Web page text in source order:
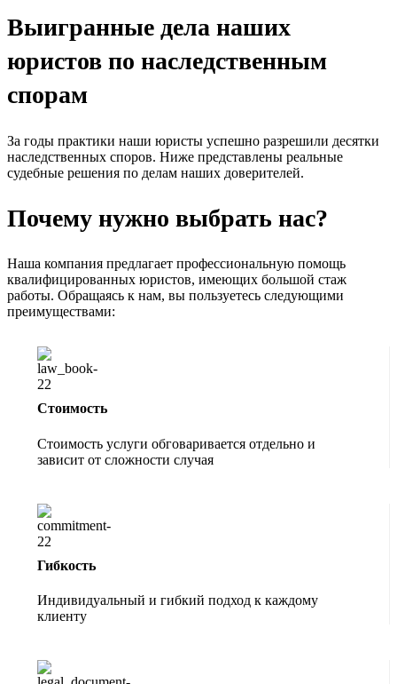
Выигранные дела наших
юристов по наследственным
спорам
За годы практики наши юристы успешно разрешили десятки
наследственных споров. Ниже представлены реальные
судебные решения по делам наших доверителей.
Почему нужно выбрать нас?
Наша компания предлагает профессиональную помощь
квалифицированных юристов, имеющих большой стаж
работы. Обращаясь к нам, вы пользуетесь следующими
преимуществами:
Стоимость
Стоимость услуги обговаривается отдельно и
зависит от сложности случая
Гибкость
Индивидуальный и гибкий подход к каждому
клиенту